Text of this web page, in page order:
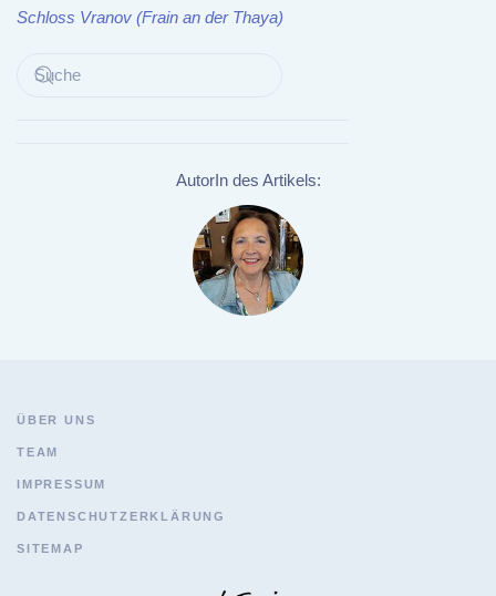
Schloss Vranov (Frain an der Thaya)
AutorIn des Artikels:
ÜBER UNS
TEAM
IMPRESSUM
DATENSCHUTZERKLÄRUNG
SITEMAP